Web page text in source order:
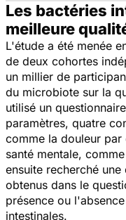
Les bactéries
meilleure
L'étude a été menée
de deux cohortes
un millier de
du microbiote sur la
utilisé un
paramètres, quatre
comme la douleur
santé mentale,
ensuite recherché
obtenus dans le
présence ou
intestinales.